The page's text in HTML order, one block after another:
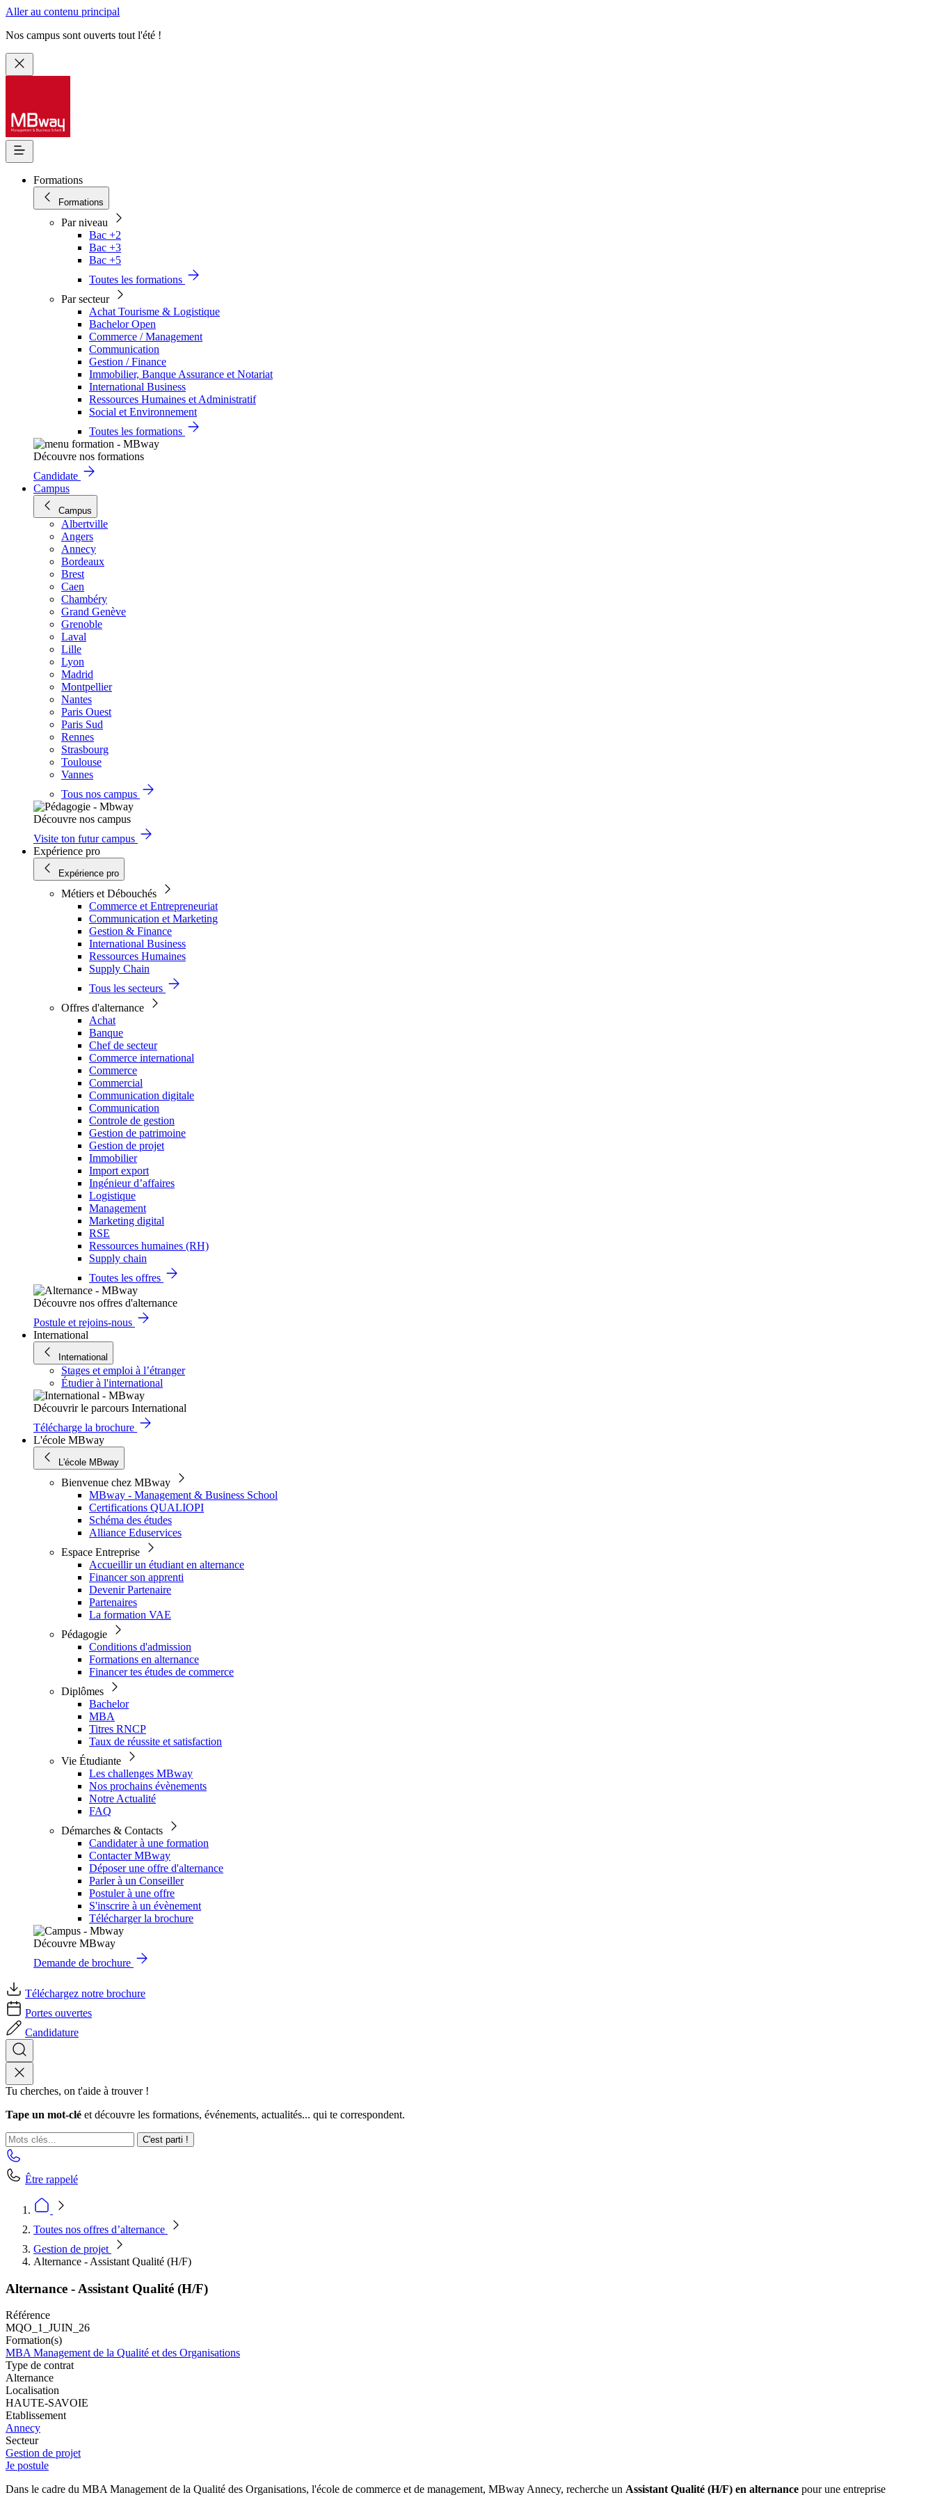
Aller au contenu principal
Nos campus sont ouverts tout l'été !
Formations
Formations
Par niveau
Bac +2
Bac +3
Bac +5
Toutes les formations
Par secteur
Achat Tourisme & Logistique
Bachelor Open
Commerce / Management
Communication
Gestion / Finance
Immobilier, Banque Assurance et Notariat
International Business
Ressources Humaines et Administratif
Social et Environnement
Toutes les formations
Découvre nos formations
Candidate
Campus
Campus
Albertville
Angers
Annecy
Bordeaux
Brest
Caen
Chambéry
Grand Genève
Grenoble
Laval
Lille
Lyon
Madrid
Montpellier
Nantes
Paris Ouest
Paris Sud
Rennes
Strasbourg
Toulouse
Vannes
Tous nos campus
Découvre nos campus
Visite ton futur campus
Expérience pro
Expérience pro
Métiers et Débouchés
Commerce et Entrepreneuriat
Communication et Marketing
Gestion & Finance
International Business
Ressources Humaines
Supply Chain
Tous les secteurs
Offres d'alternance
Achat
Banque
Chef de secteur
Commerce international
Commerce
Commercial
Communication digitale
Communication
Controle de gestion
Gestion de patrimoine
Gestion de projet
Immobilier
Import export
Ingénieur d’affaires
Logistique
Management
Marketing digital
RSE
Ressources humaines (RH)
Supply chain
Toutes les offres
Découvre nos offres d'alternance
Postule et rejoins-nous
International
International
Stages et emploi à l’étranger
Étudier à l'international
Découvrir le parcours International
Télécharge la brochure
L'école MBway
L'école MBway
Bienvenue chez MBway
MBway - Management & Business School
Certifications QUALIOPI
Schéma des études
Alliance Eduservices
Espace Entreprise
Accueillir un étudiant en alternance
Financer son apprenti
Devenir Partenaire
Partenaires
La formation VAE
Pédagogie
Conditions d'admission
Formations en alternance
Financer tes études de commerce
Diplômes
Bachelor
MBA
Titres RNCP
Taux de réussite et satisfaction
Vie Étudiante
Les challenges MBway
Nos prochains évènements
Notre Actualité
FAQ
Démarches & Contacts
Candidater à une formation
Contacter MBway
Déposer une offre d'alternance
Parler à un Conseiller
Postuler à une offre
S'inscrire à un évènement
Télécharger la brochure
Découvre MBway
Demande de brochure
Téléchargez notre brochure
Portes ouvertes
Candidature
Tu cherches, on t'aide à trouver !
Tape un mot-clé et découvre les formations, événements, actualités... qui te correspondent.
C'est parti !
Être rappelé
Toutes nos offres d’alternance
Gestion de projet
Alternance - Assistant Qualité (H/F)
Alternance - Assistant Qualité (H/F)
Référence
MQO_1_JUIN_26
Formation(s)
MBA Management de la Qualité et des Organisations
Type de contrat
Alternance
Localisation
HAUTE-SAVOIE
Etablissement
Annecy
Secteur
Gestion de projet
Je postule
Dans le cadre du MBA Management de la Qualité des Organisations, l'école de commerce et de management, MBway Annecy, recherche un Assistant Qualité (H/F) en alternance pour une entreprise